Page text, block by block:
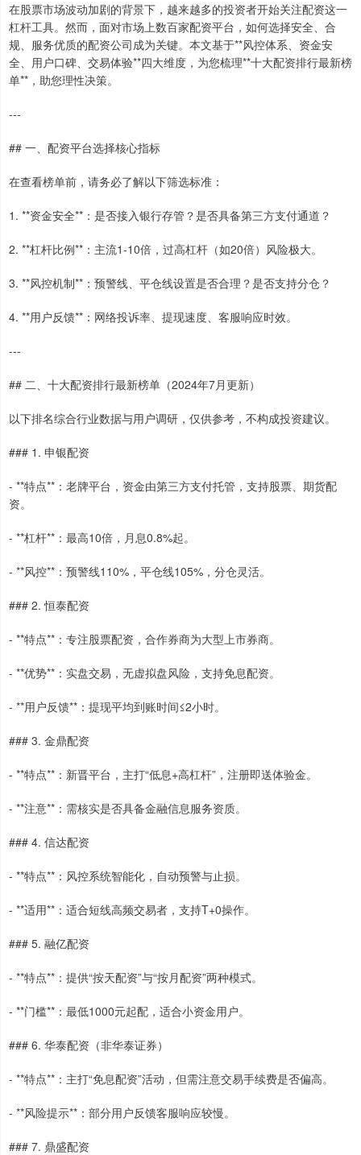
在股票市场波动加剧的背景下，越来越多的投资者开始关注配资这一
杠杆工具。然而，面对市场上数百家配资平台，如何选择安全、合
规、服务优质的配资公司成为关键。本文基于**风控体系、资金安
全、用户口碑、交易体验**四大维度，为您梳理**十大配资排行最新榜
单**，助您理性决策。
---
## 一、配资平台选择核心指标
在查看榜单前，请务必了解以下筛选标准：
1. **资金安全**：是否接入银行存管？是否具备第三方支付通道？
2. **杠杆比例**：主流1-10倍，过高杠杆（如20倍）风险极大。
3. **风控机制**：预警线、平仓线设置是否合理？是否支持分仓？
4. **用户反馈**：网络投诉率、提现速度、客服响应时效。
---
## 二、十大配资排行最新榜单（2024年7月更新）
以下排名综合行业数据与用户调研，仅供参考，不构成投资建议。
### 1. 申银配资
- **特点**：老牌平台，资金由第三方支付托管，支持股票、期货配
资。
- **杠杆**：最高10倍，月息0.8%起。
- **风控**：预警线110%，平仓线105%，分仓灵活。
### 2. 恒泰配资
- **特点**：专注股票配资，合作券商为大型上市券商。
- **优势**：实盘交易，无虚拟盘风险，支持免息配资。
- **用户反馈**：提现平均到账时间≤2小时。
### 3. 金鼎配资
- **特点**：新晋平台，主打“低息+高杠杆”，注册即送体验金。
- **注意**：需核实是否具备金融信息服务资质。
### 4. 信达配资
- **特点**：风控系统智能化，自动预警与止损。
- **适用**：适合短线高频交易者，支持T+0操作。
### 5. 融亿配资
- **特点**：提供“按天配资”与“按月配资”两种模式。
- **门槛**：最低1000元起配，适合小资金用户。
### 6. 华泰配资（非华泰证券）
- **特点**：主打“免息配资”活动，但需注意交易手续费是否偏高。
- **风险提示**：部分用户反馈客服响应较慢。
### 7. 鼎盛配资